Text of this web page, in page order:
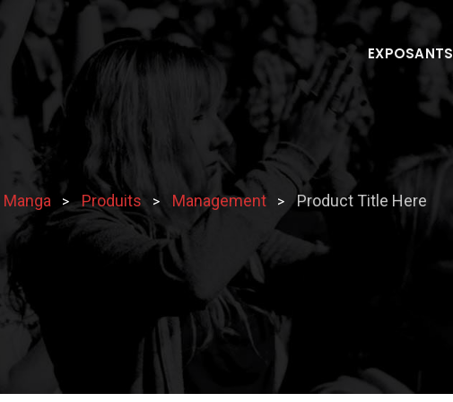
EXPOSANTS
Manga > Produits > Management > Product Title Here